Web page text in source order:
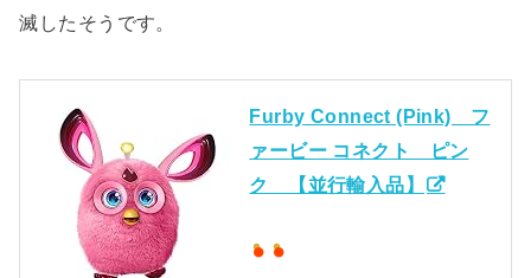
滅したそうです。
Furby Connect (Pink) フ
ァービー コネクト ピン
ク 【並行輸入品】